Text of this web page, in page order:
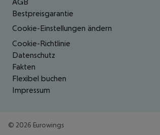
Bestpreisgarantie
Cookie-Einstellungen ändern
Cookie-Richtlinie
Datenschutz
Fakten
Flexibel buchen
Impressum
© 2026 Eurowings